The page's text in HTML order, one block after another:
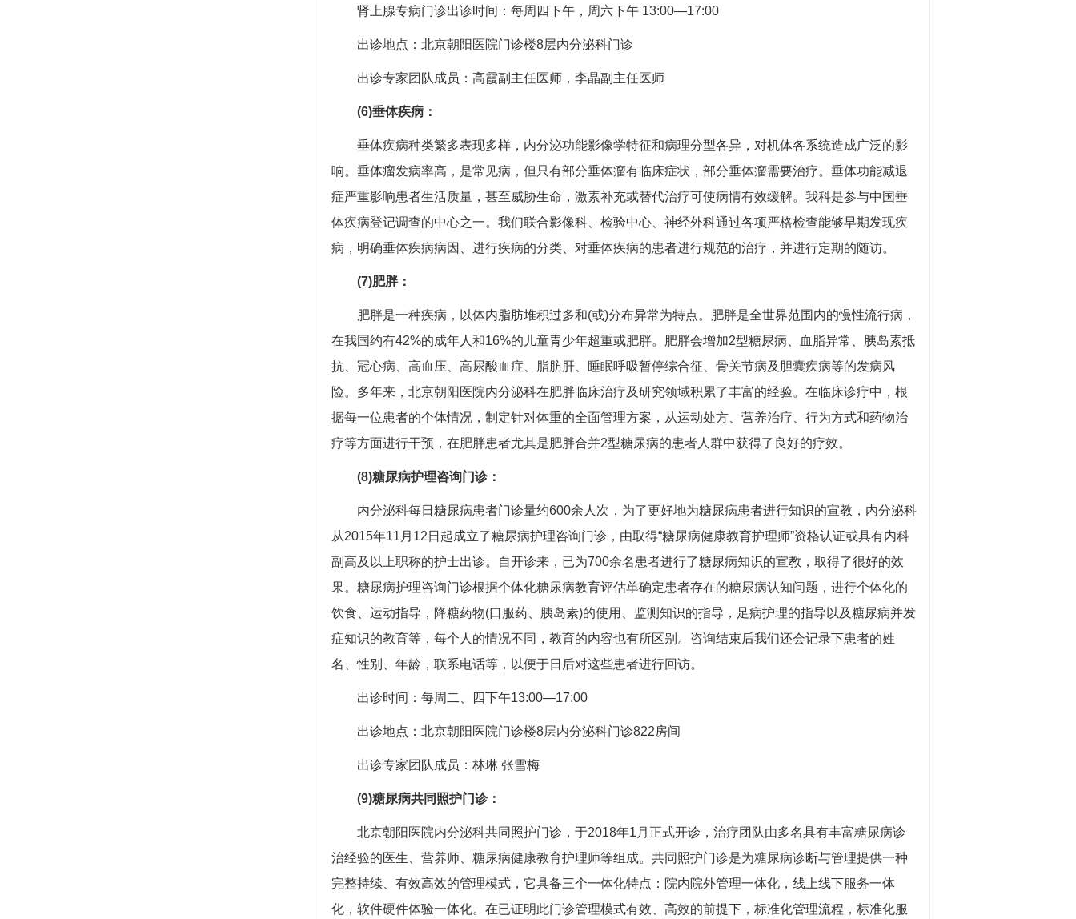
肾上腺专病门诊出诊时间：每周四下午，周六下午 13:00—17:00
出诊地点：北京朝阳医院门诊楼8层内分泌科门诊
出诊专家团队成员：高霞副主任医师，李晶副主任医师
(6)垂体疾病：
垂体疾病种类繁多表现多样，内分泌功能影像学特征和病理分型各异，对机体各系统造成广泛的影
响。垂体瘤发病率高，是常见病，但只有部分垂体瘤有临床症状，部分垂体瘤需要治疗。垂体功能减退
症严重影响患者生活质量，甚至威胁生命，激素补充或替代治疗可使病情有效缓解。我科是参与中国垂
体疾病登记调查的中心之一。我们联合影像科、检验中心、神经外科通过各项严格检查能够早期发现疾
病，明确垂体疾病病因、进行疾病的分类、对垂体疾病的患者进行规范的治疗，并进行定期的随访。
(7)肥胖：
肥胖是一种疾病，以体内脂肪堆积过多和(或)分布异常为特点。肥胖是全世界范围内的慢性流行病，
在我国约有42%的成年人和16%的儿童青少年超重或肥胖。肥胖会增加2型糖尿病、血脂异常、胰岛素抵
抗、冠心病、高血压、高尿酸血症、脂肪肝、睡眠呼吸暂停综合征、骨关节病及胆囊疾病等的发病风
险。多年来，北京朝阳医院内分泌科在肥胖临床治疗及研究领域积累了丰富的经验。在临床诊疗中，根
据每一位患者的个体情况，制定针对体重的全面管理方案，从运动处方、营养治疗、行为方式和药物治
疗等方面进行干预，在肥胖患者尤其是肥胖合并2型糖尿病的患者人群中获得了良好的疗效。
(8)糖尿病护理咨询门诊：
内分泌科每日糖尿病患者门诊量约600余人次，为了更好地为糖尿病患者进行知识的宣教，内分泌科
从2015年11月12日起成立了糖尿病护理咨询门诊，由取得“糖尿病健康教育护理师”资格认证或具有内科
副高及以上职称的护士出诊。自开诊来，已为700余名患者进行了糖尿病知识的宣教，取得了很好的效
果。糖尿病护理咨询门诊根据个体化糖尿病教育评估单确定患者存在的糖尿病认知问题，进行个体化的
饮食、运动指导，降糖药物(口服药、胰岛素)的使用、监测知识的指导，足病护理的指导以及糖尿病并发
症知识的教育等，每个人的情况不同，教育的内容也有所区别。咨询结束后我们还会记录下患者的姓
名、性别、年龄，联系电话等，以便于日后对这些患者进行回访。
出诊时间：每周二、四下午13:00—17:00
出诊地点：北京朝阳医院门诊楼8层内分泌科门诊822房间
出诊专家团队成员：林琳 张雪梅
(9)糖尿病共同照护门诊：
北京朝阳医院内分泌科共同照护门诊，于2018年1月正式开诊，治疗团队由多名具有丰富糖尿病诊
治经验的医生、营养师、糖尿病健康教育护理师等组成。共同照护门诊是为糖尿病诊断与管理提供一种
完整持续、有效高效的管理模式，它具备三个一体化特点：院内院外管理一体化，线上线下服务一体
化，软件硬件体验一体化。在已证明此门诊管理模式有效、高效的前提下，标准化管理流程，标准化服